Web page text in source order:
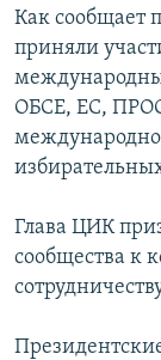
Как сообщает
приняли
ОБСЕ, ЕС,
Глава ЦИК
сообщества к